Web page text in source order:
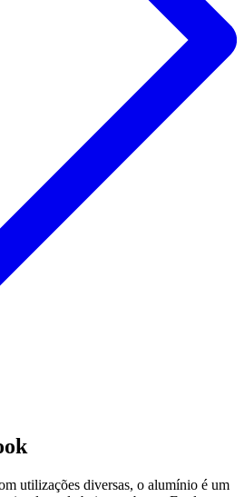
utilizações diversas, o alumínio é um